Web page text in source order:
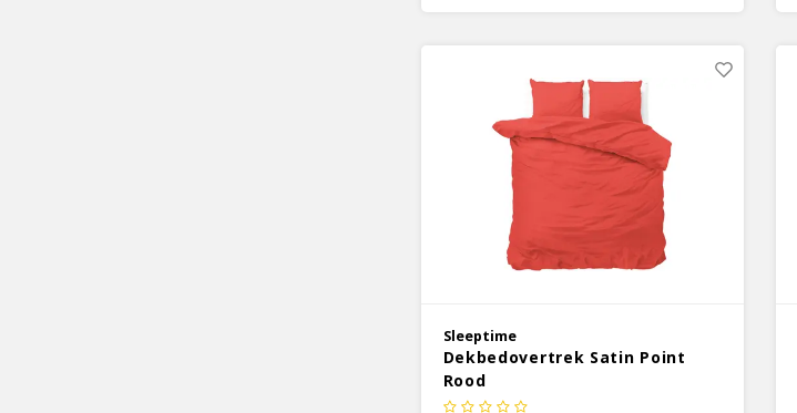
dekbedovertrek heeft een lichte glans
Sleeptime
Dekbedovertrek Satin Point
Rood